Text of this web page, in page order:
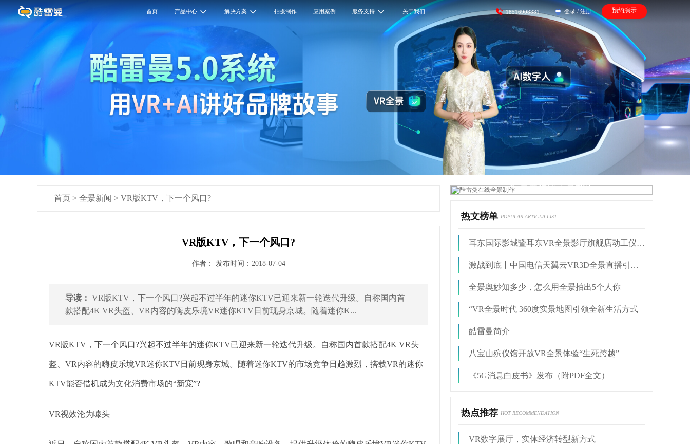
首页 产品中心 解决方案 拍摄制作 应用案例 服务支持 关于我们 18516908881 登录 / 注册 预约演示
首页 > 全景新闻 > VR版KTV，下一个风口?
VR版KTV，下一个风口?
作者： 发布时间：2018-07-04
导读： VR版KTV，下一个风口?兴起不过半年的迷你KTV已迎来新一轮迭代升级。自称国内首
款搭配4K VR头盔、VR内容的嗨皮乐境VR迷你KTV日前现身京城。随着迷你K...
VR版KTV，下一个风口?兴起不过半年的迷你KTV已迎来新一轮迭代升级。自称国内首款搭配4K VR头
盔、VR内容的嗨皮乐境VR迷你KTV日前现身京城。随着迷你KTV的市场竞争日趋激烈，搭载VR的迷你
KTV能否借机成为文化消费市场的“新宠”?
VR视效沦为噱头
酷雷曼在线全景制作
热文榜单 POPULAR ARTICLA LIST
耳东国际影城暨耳东VR全景影厅旗舰店动工仪式盛大举行
激战到底丨中国电信天翼云VR3D全景直播引燃拳击热火
全景奥妙知多少，怎么用全景拍出5个人你
“VR全景时代 360度实景地图引领全新生活方式
酷雷曼简介
八宝山殡仪馆开放VR全景体验“生死跨越”
《5G消息白皮书》发布（附PDF全文）
热点推荐 HOT RECOMMENDATION
VR数字展厅，实体经济转型新方式